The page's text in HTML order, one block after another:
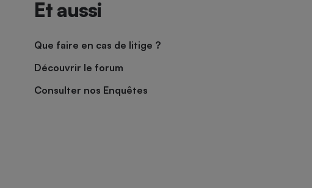
Et aussi
Que faire en cas de litige ?
Découvrir le forum
Consulter nos Enquêtes